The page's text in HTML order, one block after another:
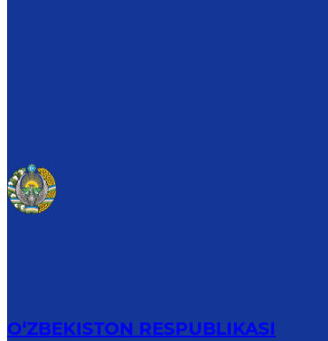
O‘ZBEKISTON RESPUBLIKASI